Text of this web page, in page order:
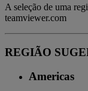
A seleção de uma
teamviewer.com
REGIÃO
Americas